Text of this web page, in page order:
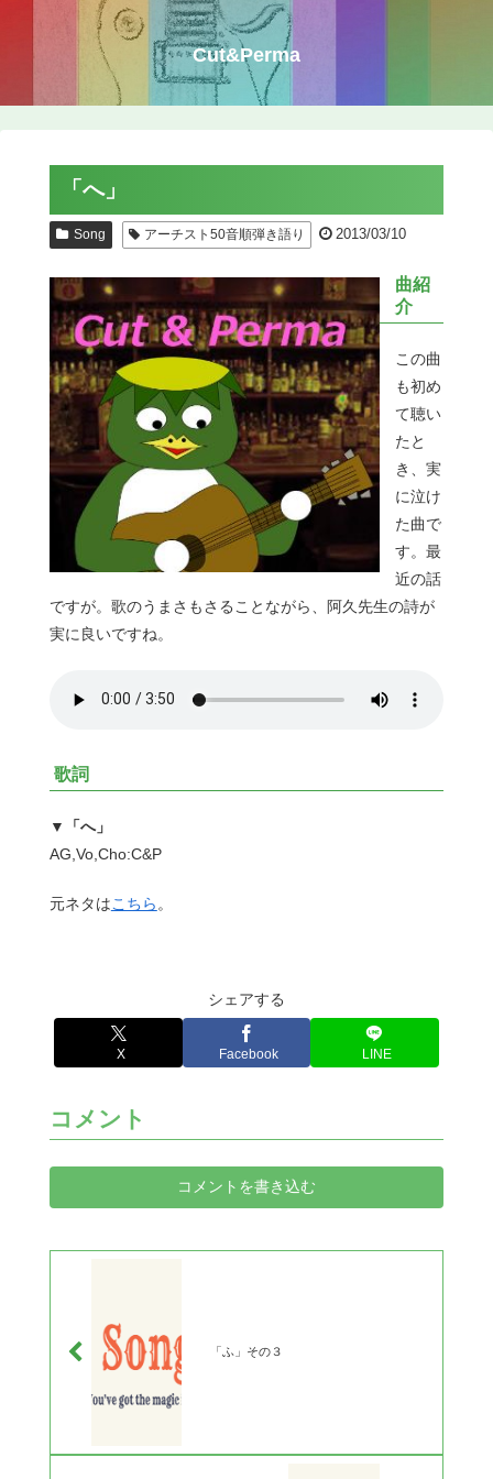
Cut&Perma
「へ」
Song アーチスト50音順弾き語り 2013/03/10
曲紹
介
この曲
も初め
て聴い
たと
き、実
に泣け
た曲で
す。最
近の話
ですが。歌のうまさもさることながら、阿久先生の詩が
実に良いですね。
歌詞
▼「へ」
AG,Vo,Cho:C&P
元ネタはこちら 。
シェアする
X Facebook LINE
コメント
コメントを書き込む
「ふ」その３